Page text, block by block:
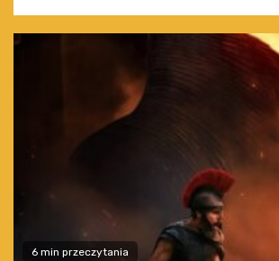
6 min przeczytania